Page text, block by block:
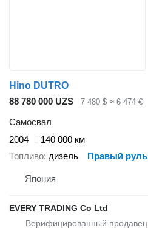
Hino DUTRO
88 780 000 UZS
7 480 $ ≈ 6 474 €
Самосвал
2004
140 000 км
Топливо дизель Правый руль
Япония
EVERY TRADING Co Ltd